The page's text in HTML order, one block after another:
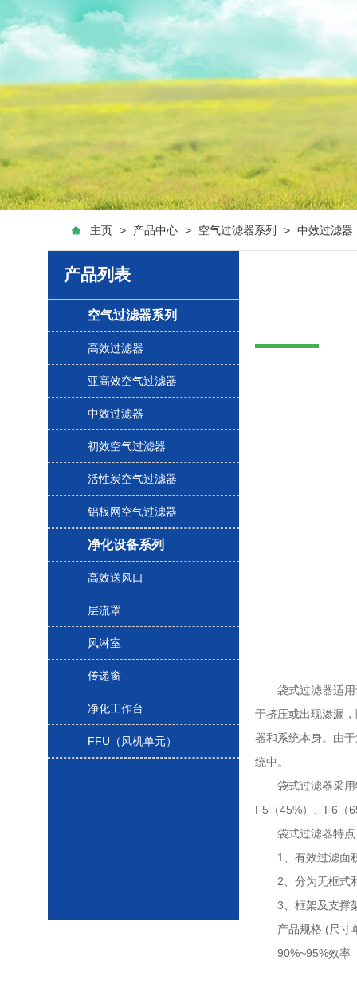
主页 > 产品中心 > 空气过滤器系列 > 中效过滤器
产品列表
空气过滤器系列
高效过滤器
亚高效空气过滤器
中效过滤器
初效空气过滤器
活性炭空气过滤器
铝板网空气过滤器
净化设备系列
高效送风口
层流罩
风淋室
传递窗
净化工作台
FFU（风机单元）
袋式过滤器适用于
于挤压或出现渗漏
器和系统本身。由
统中。
袋式过滤器采用特
F5（45%）、F6（
袋式过滤器特点
1、有效过滤面积
2、分为无框式
3、框架及支撑架
产品规格 (尺寸单
90%~95%效率